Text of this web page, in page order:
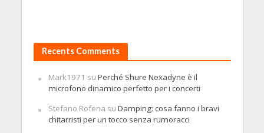
Recents Comments
Mark1971 su Perché Shure Nexadyne è il
microfono dinamico perfetto per i concerti
Stefano Rofena su Damping: cosa fanno i bravi
chitarristi per un tocco senza rumoracci